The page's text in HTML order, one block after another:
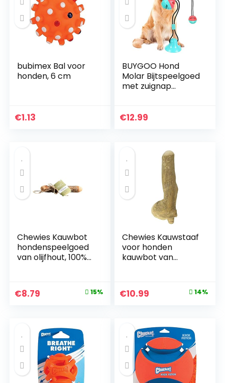
huisdieren, hond,
kat, binnen en
buiten bad (rood
en blauw)
bubimex Bal voor
honden, 6 cm
€1.13
BUYGOO Hond
Molar Bijtspeelgoed
met zuignap
huisdier
puppy training
touw voor trollen,
trekken, kauwen,
spelen
€12.99
Chewies Kauwbot
hondenspeelgoed
van olijfhout, 100%
kauwspeelgoed
hond tot 20 kg
Original
€10.35.
€8.79
€8.79.
15%
Chewies Kauwstaaf
voor honden
kauwbot van
Original
€12.80.
€10.99
€10.99.
14%